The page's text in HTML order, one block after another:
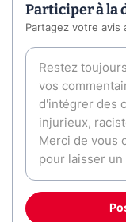
Participer à la
Partagez votre avis